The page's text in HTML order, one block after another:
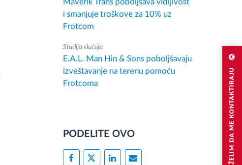
ŽELIM DA ME KONTAKTIRAJU
Maverik Trans poboljšava vidljivost
i smanjuje troškove za 10% uz
Frotcom
Studija slučaja
E.A.L. Man Hin & Sons poboljšavaju
izveštavanje na terenu pomoću
Frotcoma
PODELITE OVO